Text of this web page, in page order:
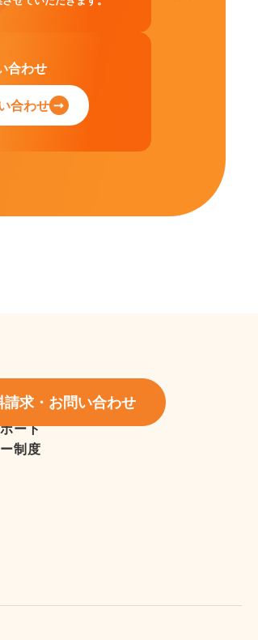
合わせ
合わせ
ート
制度
請求・お問い合わせ